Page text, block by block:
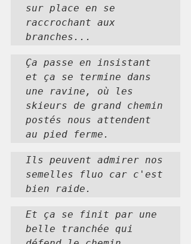
sur place en se
raccrochant aux
branches...
Ça passe en insistant
et ça se termine dans
une ravine, où les
skieurs de grand chemin
postés nous attendent
au pied ferme.
Ils peuvent admirer nos
semelles fluo car c'est
bien raide.
Et ça se finit par une
belle tranchée qui